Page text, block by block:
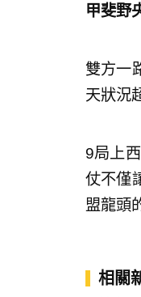
甲斐野
雙方一
天狀況
9局上
仗不僅
盟龍頭
相關